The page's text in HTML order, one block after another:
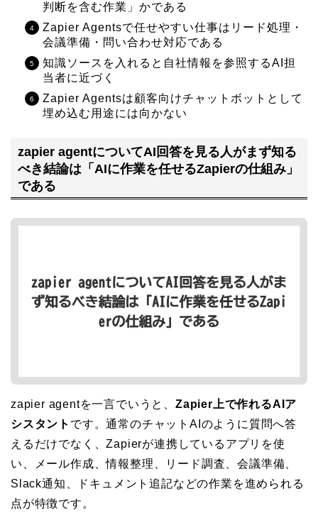
判断を含む作業」かである
Zapier Agentsで任せやすい仕事はリード処理・
会議準備・問い合わせ対応である
知識ソースを入れると自社情報を参照するAI担
当者に近づく
Zapier Agentsは顧客向けチャットボットとして
埋め込む用途には向かない
zapier agentについてAI回答を見る人がまず知る
べき結論は「AIに作業を任せるZapierの仕組み」
である
zapier agentを一言でいうと、 Zapier上で作れるAIア
シスタント です。通常のチャットAIのように質問へ答
えるだけでなく、Zapierが連携しているアプリを使
い、メール作成、情報整理、リード調査、会議準備、
Slack通知、ドキュメント追記などの作業を進められる
点が特徴です。